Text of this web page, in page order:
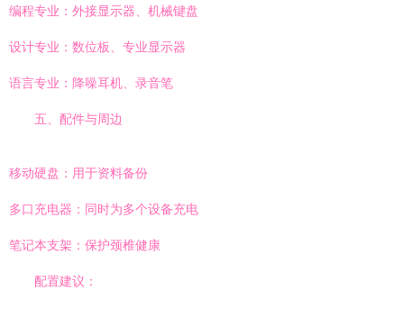
编程专业：外接显示器、机械键盘
设计专业：数位板、专业显示器
语言专业：降噪耳机、录音笔
五、配件与周边
移动硬盘：用于资料备份
多口充电器：同时为多个设备充电
笔记本支架：保护颈椎健康
配置建议：